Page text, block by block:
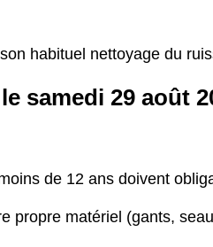
habituel nettoyage du
le samedi 29 août
de 12 ans doivent
propre matériel (gants,